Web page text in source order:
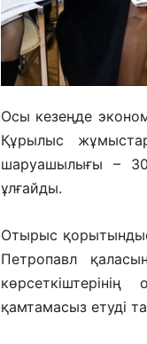
Осы кезеңде
Құрылыс
шаруашылығы –
ұлғайды.
Отырыс
Петропавл
қамтамасыз етуді